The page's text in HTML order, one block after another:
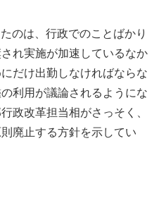
のは、行政でのことばかり
れ実施が加速しているなか
だけ出勤しなければならな
利用が議論されるようにな
政改革担当相がさっそく、
廃止する方針を示してい